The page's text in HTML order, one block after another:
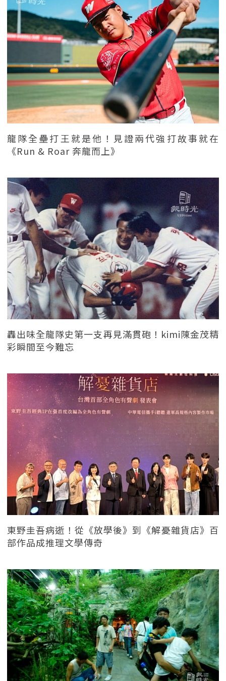
龍隊全壘打王就是他！見證兩代強打故事就在
《Run & Roar 奔龍而上》
轟出味全龍隊史第一支再見滿貫砲！kimi陳金茂精
彩瞬間至今難忘
東野圭吾病逝！從《放學後》到《解憂雜貨店》百
部作品成推理文學傳奇